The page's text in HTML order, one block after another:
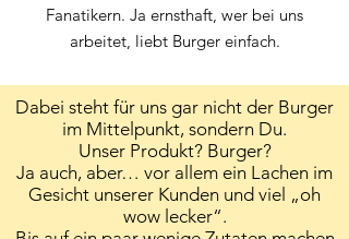
Fanatikern. Ja ernsthaft, wer bei uns
arbeitet, liebt Burger einfach.
Dabei steht für uns gar nicht der Burger
im Mittelpunkt, sondern Du.
Unser Produkt? Burger?
Ja auch, aber… vor allem ein Lachen im
Gesicht unserer Kunden und viel „oh
wow lecker“.